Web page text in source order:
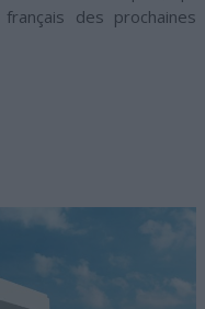
des prochaines